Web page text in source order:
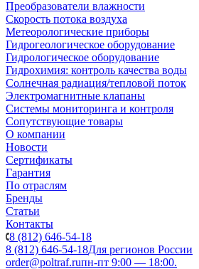
Преобразователи влажности
Скорость потока воздуха
Метеорологические приборы
Гидрогеологическое оборудование
Гидрологическое оборудование
Гидрохимия: контроль качества воды
Солнечная радиация/тепловой поток
Электромагнитные клапаны
Системы мониторинга и контроля
Сопутствующие товары
О компании
Новости
Сертификаты
Гарантия
По отраслям
Бренды
Статьи
Контакты
8 (812) 646-54-18
8 (812) 646-54-18Для регионов России
order@poltraf.ruпн-пт 9:00 — 18:00.